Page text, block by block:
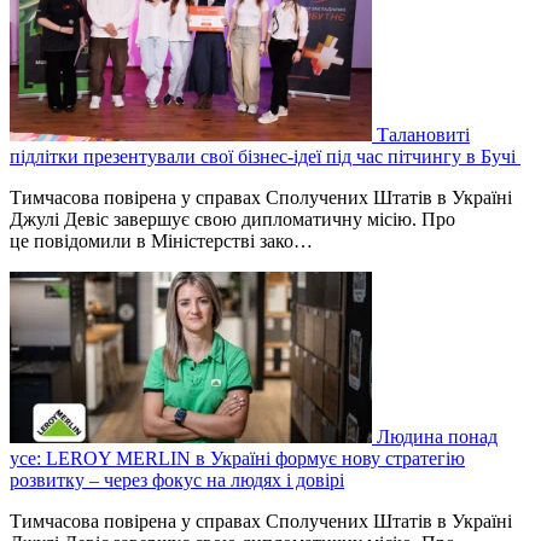
Талановиті
підлітки презентували свої бізнес-ідеї під час пітчингу в Бучі
Тимчасова повірена у справах Сполучених Штатів в Україні
Джулі Девіс завершує свою дипломатичну місію. Про
це повідомили в Міністерстві зако…
Людина понад
усе: LEROY MERLIN в Україні формує нову стратегію
розвитку – через фокус на людях і довірі
Тимчасова повірена у справах Сполучених Штатів в Україні